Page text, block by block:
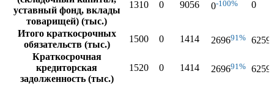
уставный фонд, вклады
товарищей) (тыс.)
1310 0 9056 0-100% 0
Итого краткосрочных
обязательств (тыс.)
1500 0 1414 269691% 6259
Краткосрочная
кредиторская
задолженность (тыс.)
1520 0 1414 269691% 6259